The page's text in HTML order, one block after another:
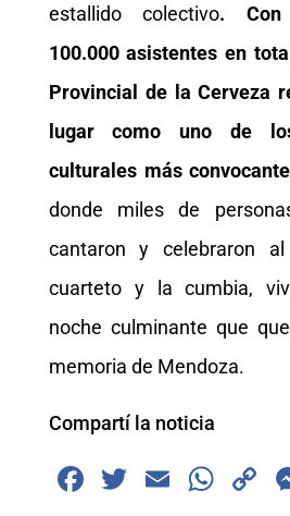
estallido colectivo.
100.000 asistentes en
Provincial de la Cerveza
lugar como uno de
culturales más
donde miles de
cantaron y celebraron
cuarteto y la cumbia,
noche culminante que
memoria de Mendoza.
Compartí la noticia
F
T
E
W
C